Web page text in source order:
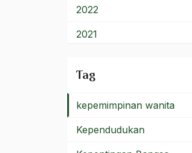
2022
2021
2019
2018
2017
Tag
Kepemimpinan Majemuk
Kepemimpinan Negara
Kepemimpinan Umat Islam
kepemimpinan wanita
Kependudukan